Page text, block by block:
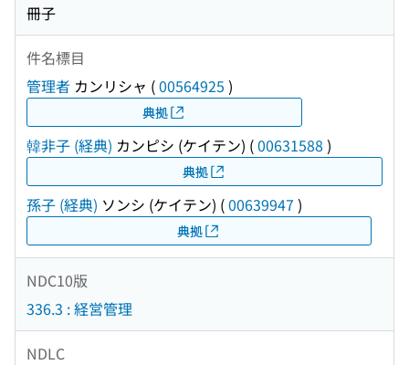
冊子
件名標目
管理者 カンリシャ (00564925 )
典拠
韓非子 (経典) カンピシ (ケイテン) (00631588 )
典拠
孫子 (経典) ソンシ (ケイテン) (00639947 )
典拠
NDC10版
336.3 : 経営管理
NDLC